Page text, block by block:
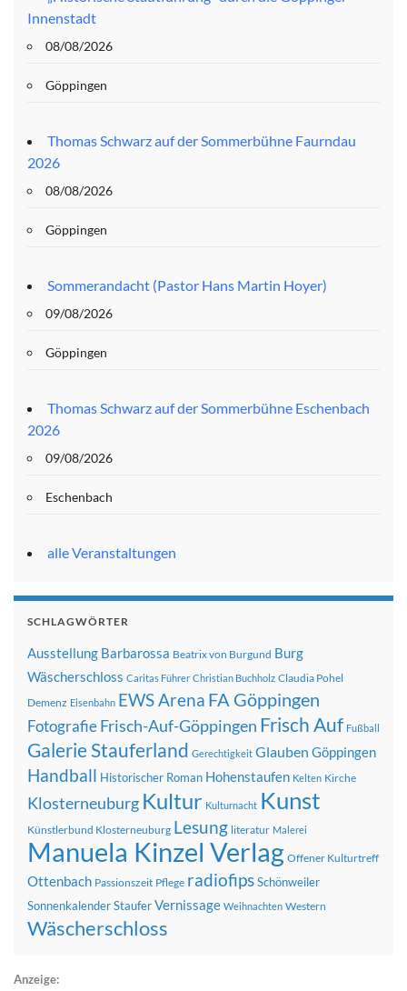
Innenstadt
08/08/2026
Göppingen
Thomas Schwarz auf der Sommerbühne Faurndau
2026
08/08/2026
Göppingen
Sommerandacht (Pastor Hans Martin Hoyer)
09/08/2026
Göppingen
Thomas Schwarz auf der Sommerbühne Eschenbach
2026
09/08/2026
Eschenbach
alle Veranstaltungen
SCHLAGWÖRTER
Ausstellung Barbarossa Beatrix von Burgund Burg
Wäscherschloss Caritas Führer Christian Buchholz Claudia Pohel
Demenz Eisenbahn EWS Arena FA Göppingen
FotografieFrisch-Auf-Göppingen Frisch Auf Fußball
Galerie Stauferland Gerechtigkeit Glauben Göppingen
Handball Historischer Roman Hohenstaufen Kelten Kirche
Klosterneuburg Kultur Kulturnacht Kunst
Künstlerbund Klosterneuburg Lesung literatur Malerei
Manuela Kinzel Verlag Offener Kulturtreff
Ottenbach Passionszeit Pflege radiofipsSchönweiler
SonnenkalenderStauferVernissage Weihnachten Western
Wäscherschloss
Anzeige: